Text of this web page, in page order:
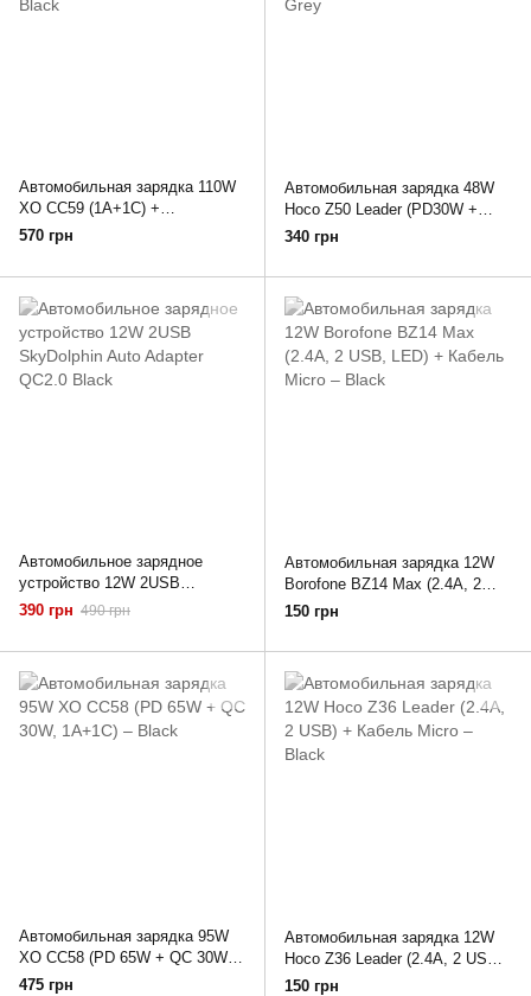
Автомобильная зарядка 110W
XO CC59 (1A+1C) +
Вбудований кабель Type-C –
Black
570 грн
Автомобильная зарядка 48W
Hoco Z50 Leader (PD30W +
QC3.0, Дисплей) – Grey
340 грн
Автомобильное зарядное
устройство 12W 2USB
SkyDolphin Auto Adapter QC2.0
Black
390 грн 490 грн
Автомобильная зарядка 12W
Borofone BZ14 Max (2.4A, 2
USB, LED) + Кабель Micro –
Black
150 грн
Автомобильная зарядка 95W
XO CC58 (PD 65W + QC 30W,
1A+1C) – Black
475 грн
Автомобильная зарядка 12W
Hoco Z36 Leader (2.4A, 2 USB)
+ Кабель Micro – Black
150 грн